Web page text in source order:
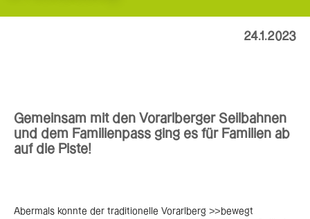
24.1.2023
Gemeinsam mit den Vorarlberger Seilbahnen
und dem Familienpass ging es für Familien ab
auf die Piste!
Abermals konnte der traditionelle Vorarlberg >>bewegt